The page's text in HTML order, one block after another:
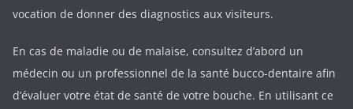
vocation de donner des diagnostics aux visiteurs.
En cas de maladie ou de malaise, consultez d’abord un
médecin ou un professionnel de la santé bucco-dentaire afin
d’évaluer votre état de santé de votre bouche. En utilisant ce